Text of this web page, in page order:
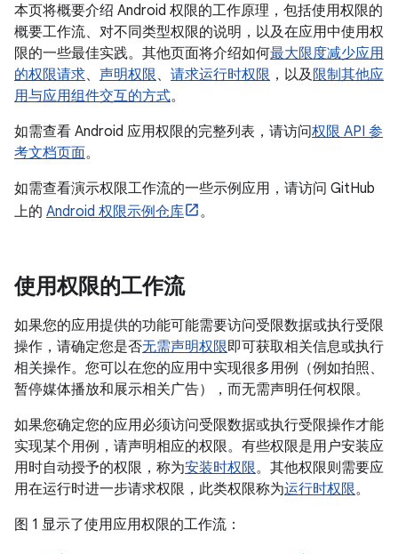
本页将概要介绍 Android 权限的工作原理，包括使用权限的
概要工作流、对不同类型权限的说明，以及在应用中使用权
限的一些最佳实践。其他页面将介绍如何最大限度减少应用
的权限请求、 声明权限、 请求运行时权限 ，以及限制其他应
用与应用组件交互的方式。
如需查看 Android 应用权限的完整列表，请访问权限 API 参
考文档页面。
如需查看演示权限工作流的一些示例应用，请访问 GitHub
上的 Android 权限示例仓库 。
使用权限的工作流
如果您的应用提供的功能可能需要访问受限数据或执行受限
操作，请确定您是否无需声明权限即可获取相关信息或执行
相关操作。您可以在您的应用中实现很多用例（例如拍照、
暂停媒体播放和展示相关广告），而无需声明任何权限。
如果您确定您的应用必须访问受限数据或执行受限操作才能
实现某个用例，请声明相应的权限。有些权限是用户安装应
用时自动授予的权限，称为安装时权限。其他权限则需要应
用在运行时进一步请求权限，此类权限称为运行时权限。
图 1 显示了使用应用权限的工作流：